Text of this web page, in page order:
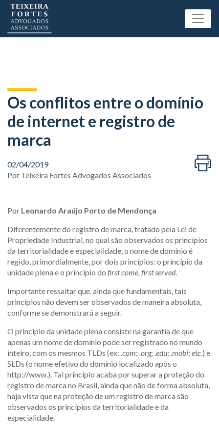
Os conflitos entre o domínio
de internet e registro de
marca
02/04/2019
Por Teixeira Fortes Advogados Associados
Por Leonardo Araújo Porto de Mendonça
Diferentemente do registro de marca, tratado pela Lei de
Propriedade Industrial, no qual são observados os princípios
da territorialidade e especialidade, o nome de domínio é
regido, primordialmente, por dois princípios: o princípio da
unidade plena e o princípio do first come, first served.
Importante ressaltar que, ainda que fundamentais, tais
princípios não devem ser observados de maneira absoluta,
conforme se demonstrará a seguir.
O princípio da unidade plena consiste na garantia de que
apenas um nome de domínio pode ser registrado no mundo
inteiro, com os mesmos TLDs (ex: .com; .org; .edu; .mobi; etc.) e
SLDs (o nome efetivo do domínio localizado após o
http://www.). Tal princípio acaba por superar a proteção do
registro de marca no Brasil, ainda que não de forma absoluta,
haja vista que na proteção de um registro de marca são
observados os princípios da territorialidade e da
especialidade.